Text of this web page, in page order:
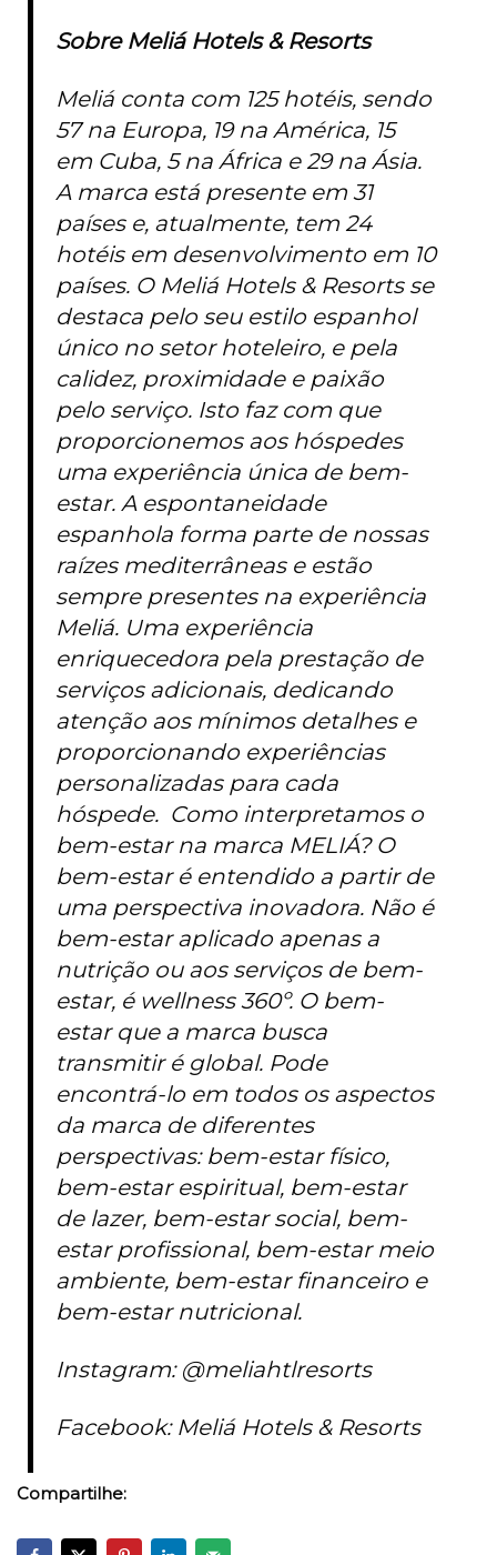
Sobre Meliá Hotels & Resorts
Meliá conta com 125 hotéis, sendo
57 na Europa, 19 na América, 15
em Cuba, 5 na África e 29 na Ásia.
A marca está presente em 31
países e, atualmente, tem 24
hotéis em desenvolvimento em 10
países. O Meliá Hotels & Resorts se
destaca pelo seu estilo espanhol
único no setor hoteleiro, e pela
calidez, proximidade e paixão
pelo serviço. Isto faz com que
proporcionemos aos hóspedes
uma experiência única de bem-
estar. A espontaneidade
espanhola forma parte de nossas
raízes mediterrâneas e estão
sempre presentes na experiência
Meliá. Uma experiência
enriquecedora pela prestação de
serviços adicionais, dedicando
atenção aos mínimos detalhes e
proporcionando experiências
personalizadas para cada
hóspede. Como interpretamos o
bem-estar na marca MELIÁ? O
bem-estar é entendido a partir de
uma perspectiva inovadora. Não é
bem-estar aplicado apenas a
nutrição ou aos serviços de bem-
estar, é wellness 360º. O bem-
estar que a marca busca
transmitir é global. Pode
encontrá-lo em todos os aspectos
da marca de diferentes
perspectivas: bem-estar físico,
bem-estar espiritual, bem-estar
de lazer, bem-estar social, bem-
estar profissional, bem-estar meio
ambiente, bem-estar financeiro e
bem-estar nutricional.
Instagram: @meliahtlresorts
Facebook: Meliá Hotels & Resorts
Compartilhe: